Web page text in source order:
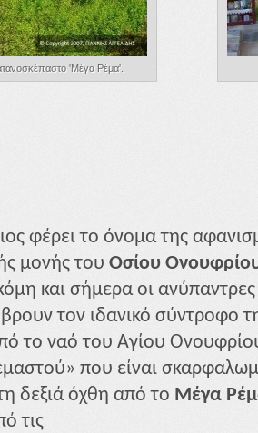
'Μέγα Ρέμα'.
φέρει το όνομα της
μονής του Οσίου
και σήμερα οι ανύπαντρες
τον ιδανικό σύντροφο
το ναό του Αγίου
που είναι
δεξιά όχθη από το Μέγα
τις